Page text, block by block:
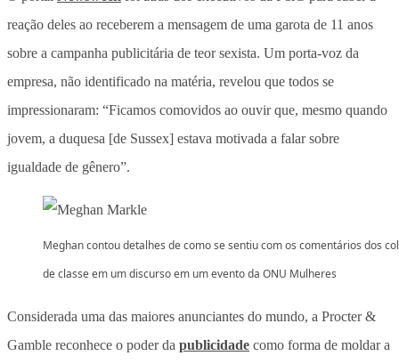
reação deles ao receberem a mensagem de uma garota de 11 anos
sobre a campanha publicitária de teor sexista. Um porta-voz da
empresa, não identificado na matéria, revelou que todos se
impressionaram: “Ficamos comovidos ao ouvir que, mesmo quando
jovem, a duquesa [de Sussex] estava motivada a falar sobre
igualdade de gênero”.
Meghan contou detalhes de como se sentiu com os comentários dos
de classe em um discurso em um evento da ONU Mulheres
Considerada uma das maiores anunciantes do mundo, a Procter &
Gamble reconhece o poder da publicidade como forma de moldar a